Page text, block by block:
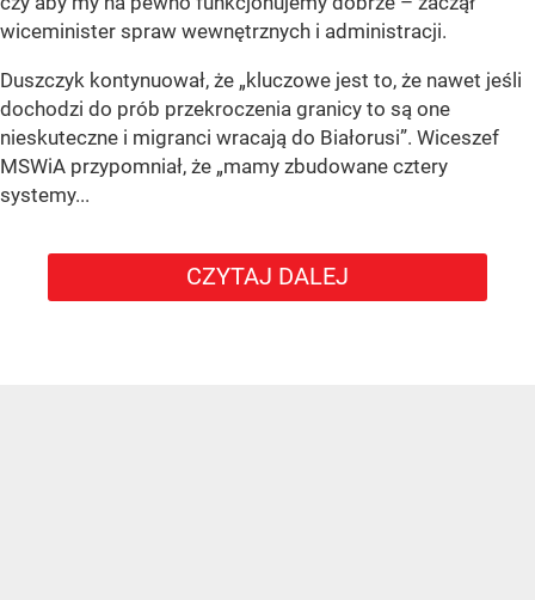
wiceminister spraw wewnętrznych i administracji.
Duszczyk kontynuował, że „kluczowe jest to, że nawet jeśli
dochodzi do prób przekroczenia granicy to są one
nieskuteczne i migranci wracają do Białorusi”. Wiceszef
MSWiA przypomniał, że „mamy zbudowane cztery
systemy...
CZYTAJ DALEJ